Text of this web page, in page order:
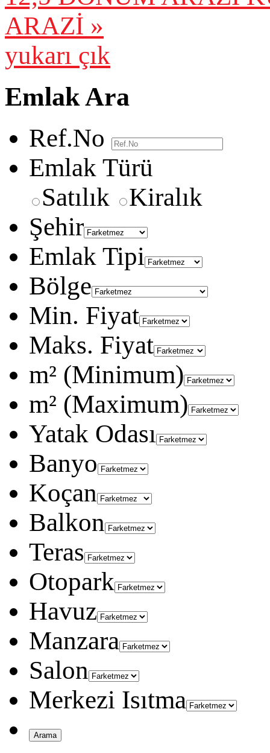
ARAZİ »
yukarı çık
Emlak Ara
Ref.No
Emlak Türü
Satılık
Kiralık
Şehir
Emlak Tipi
Bölge
Min. Fiyat
Maks. Fiyat
m² (Minimum)
m² (Maximum)
Yatak Odası
Banyo
Koçan
Balkon
Teras
Otopark
Havuz
Manzara
Salon
Merkezi Isıtma